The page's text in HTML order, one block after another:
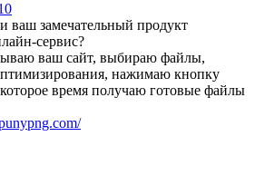
ваш замечательный продукт
сервис?
ваш сайт, выбираю файлы,
нажимаю кнопку
время получаю готовые файлы